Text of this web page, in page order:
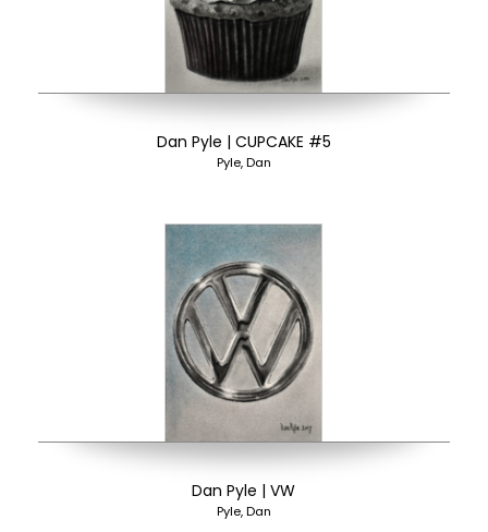
Dan Pyle | CUPCAKE #5
Pyle, Dan
Dan Pyle | VW
Pyle, Dan